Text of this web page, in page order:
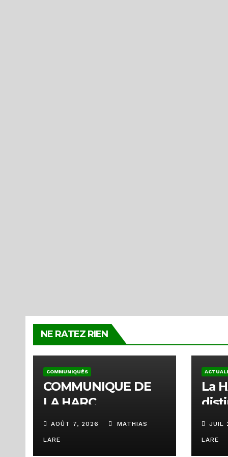
NE RATEZ RIEN
COMMUNIQUÉS
COMMUNIQUE DE
LA HARC
AOÛT 7, 2026 MATHIAS
LARE
La
JUIL
LARE